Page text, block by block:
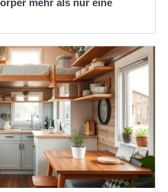
mehr als nur eine